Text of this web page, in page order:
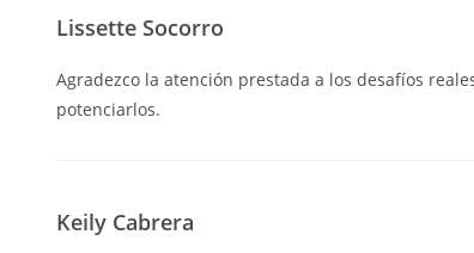
Lissette Socorro
Agradezco la atención prestada a los desafíos
potenciarlos.
Keily Cabrera